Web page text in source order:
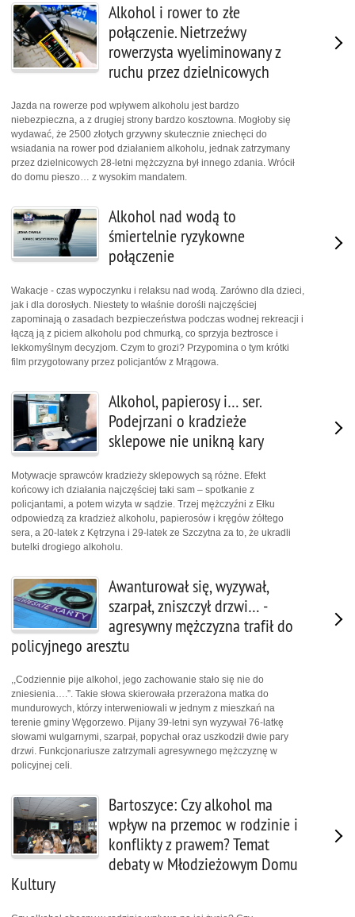
Alkohol i rower to złe
połączenie. Nietrzeźwy
rowerzysta wyeliminowany z
ruchu przez dzielnicowych
Jazda na rowerze pod wpływem alkoholu jest bardzo
niebezpieczna, a z drugiej strony bardzo kosztowna. Mogłoby się
wydawać, że 2500 złotych grzywny skutecznie zniechęci do
wsiadania na rower pod działaniem alkoholu, jednak zatrzymany
przez dzielnicowych 28-letni mężczyzna był innego zdania. Wrócił
do domu pieszo… z wysokim mandatem.
Alkohol nad wodą to
śmiertelnie ryzykowne
połączenie
Wakacje - czas wypoczynku i relaksu nad wodą. Zarówno dla dzieci,
jak i dla dorosłych. Niestety to właśnie dorośli najczęściej
zapominają o zasadach bezpieczeństwa podczas wodnej rekreacji i
łączą ją z piciem alkoholu pod chmurką, co sprzyja beztrosce i
lekkomyślnym decyzjom. Czym to grozi? Przypomina o tym krótki
film przygotowany przez policjantów z Mrągowa.
Alkohol, papierosy i… ser.
Podejrzani o kradzieże
sklepowe nie unikną kary
Motywacje sprawców kradzieży sklepowych są różne. Efekt
końcowy ich działania najczęściej taki sam – spotkanie z
policjantami, a potem wizyta w sądzie. Trzej mężczyźni z Ełku
odpowiedzą za kradzież alkoholu, papierosów i kręgów żółtego
sera, a 20-latek z Kętrzyna i 29-latek ze Szczytna za to, że ukradli
butelki drogiego alkoholu.
Awanturował się, wyzywał,
szarpał, zniszczył drzwi… -
agresywny mężczyzna trafił do
policyjnego aresztu
,,Codziennie pije alkohol, jego zachowanie stało się nie do
zniesienia….”. Takie słowa skierowała przerażona matka do
mundurowych, którzy interweniowali w jednym z mieszkań na
terenie gminy Węgorzewo. Pijany 39-letni syn wyzywał 76-latkę
słowami wulgarnymi, szarpał, popychał oraz uszkodził dwie pary
drzwi. Funkcjonariusze zatrzymali agresywnego mężczyznę w
policyjnej celi.
Bartoszyce: Czy alkohol ma
wpływ na przemoc w rodzinie i
konflikty z prawem? Temat
debaty w Młodzieżowym Domu
Kultury